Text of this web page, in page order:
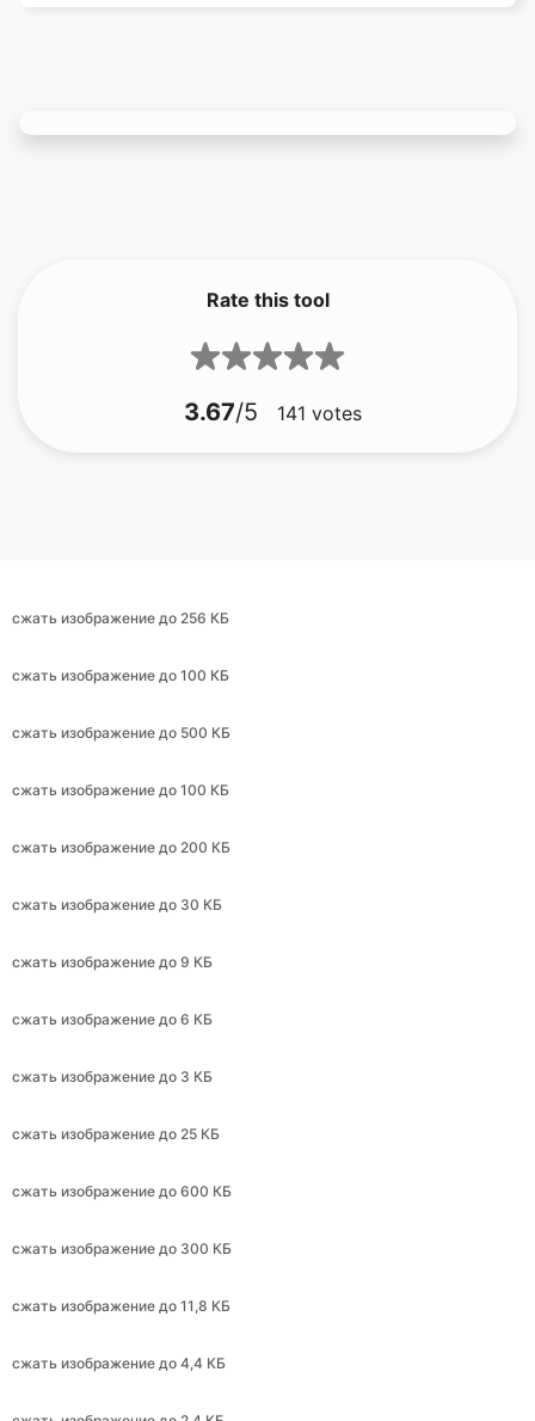
3.67/5 141votes
сжать изображение до 500 КБ
сжать изображение до 100 КБ
сжать изображение до 200 КБ
сжать изображение до 30 КБ
сжать изображение до 9 КБ
сжать изображение до 6 КБ
сжать изображение до 3 КБ
сжать изображение до 25 КБ
сжать изображение до 600 КБ
сжать изображение до 300 КБ
сжать изображение до 11,8 КБ
сжать изображение до 4,4 КБ
сжать изображение до 2,4 КБ
сжать изображение до 240 КБ